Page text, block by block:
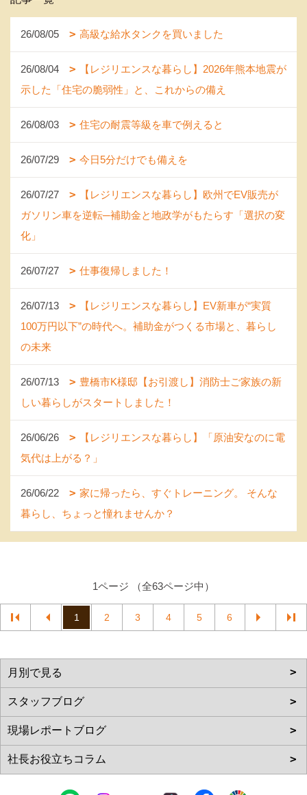
26/08/05 高級な給水タンクを買いました
26/08/04
【レジリエンスな暮らし】2026年熊本地震が
示した「住宅の脆弱性」と、これからの備え
26/08/03 住宅の耐震等級を車で例えると
26/07/29 今日5分だけでも備えを
26/07/27
【レジリエンスな暮らし】欧州でEV販売が
ガソリン車を逆転─補助金と地政学がもたらす「選択の変
化」
26/07/27 仕事復帰しました！
26/07/13
【レジリエンスな暮らし】EV新車が“実質
100万円以下”の時代へ。補助金がつくる市場と、暮らし
の未来
26/07/13
豊橋市K様邸【お引渡し】消防士ご家族の新
しい暮らしがスタートしました！
26/06/26
【レジリエンスな暮らし】「原油安なのに電
気代は上がる？」
26/06/22
家に帰ったら、すぐトレーニング。 そんな
暮らし、ちょっと憧れませんか？
1ページ （全63ページ中）
1 2 3 4 5 6